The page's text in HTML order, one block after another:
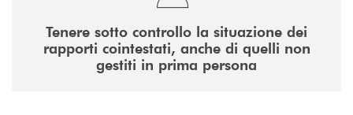
Tenere sotto controllo la situazione dei
rapporti cointestati, anche di quelli non
gestiti in prima persona